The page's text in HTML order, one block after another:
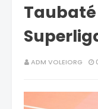
ADM VOLEIORG